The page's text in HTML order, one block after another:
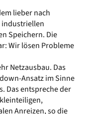
lieber nach
industriellen
Speichern. Die
Wir lösen Probleme
Netzausbau. Das
Ansatz im Sinne
Das entspreche der
Anreizen, so die